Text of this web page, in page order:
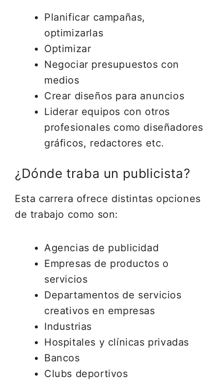
Planificar campañas,
optimizarlas
Optimizar
Negociar presupuestos con
medios
Crear diseños para anuncios
Liderar equipos con otros
profesionales como diseñadores
gráficos, redactores etc.
¿Dónde traba un publicista?
Esta carrera ofrece distintas opciones
de trabajo como son:
Agencias de publicidad
Empresas de productos o
servicios
Departamentos de servicios
creativos en empresas
Industrias
Hospitales y clínicas privadas
Bancos
Clubs deportivos